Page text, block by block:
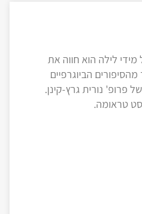
לילה הוא חווה את
הביוגרפיים
פרופ' נורית גרץ-קינן.
טראומה.